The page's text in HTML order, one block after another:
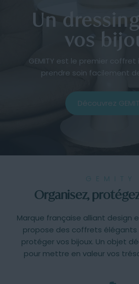
Un
vos
GEMITY est le premier
prendre soin facilement
Découvrez
GEMITY
Organisez,
Marque française alliant design
propose des coffrets élégants
protéger vos bijoux. Un objet
pour mettre en valeur vos